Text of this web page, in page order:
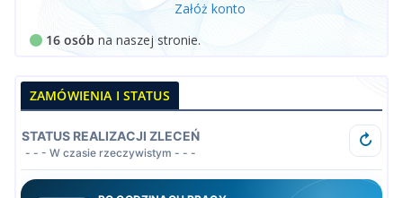
Załóż konto
16 osób na naszej stronie.
ZAMÓWIENIA I STATUS
STATUS REALIZACJI ZLECEŃ
- - - W czasie rzeczywistym - - -
↻